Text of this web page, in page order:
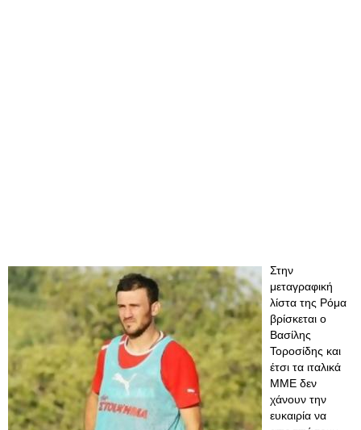
Στην
μεταγραφική
λίστα της Ρόμα
βρίσκεται ο
Βασίλης
Τοροσίδης και
έτσι τα ιταλικά
ΜΜΕ δεν
χάνουν την
ευκαιρία να